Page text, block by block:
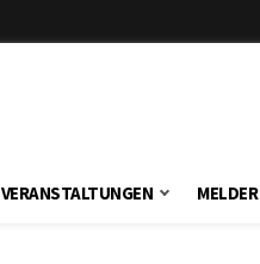
VERANSTALTUNGEN MELDER